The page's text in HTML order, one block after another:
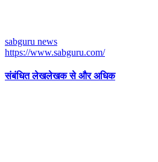
sabguru news
https://www.sabguru.com/
संबंधित लेखलेखक से और अधिक